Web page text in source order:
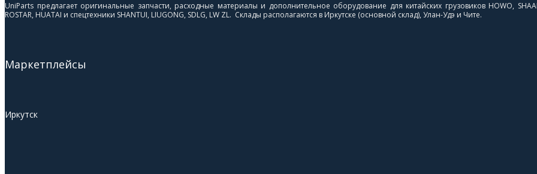
UniParts предлагает оригинальные запчасти, расходные материалы и дополнительное оборудование для китайских грузовиков HOWO,
ROSTAR, HUATAI и спецтехники SHANTUI, LIUGONG, SDLG, LW ZL. Склады располагаются в Иркутске (основной склад), Улан-Удэ и Чите.
Маркетплейсы
Иркутск